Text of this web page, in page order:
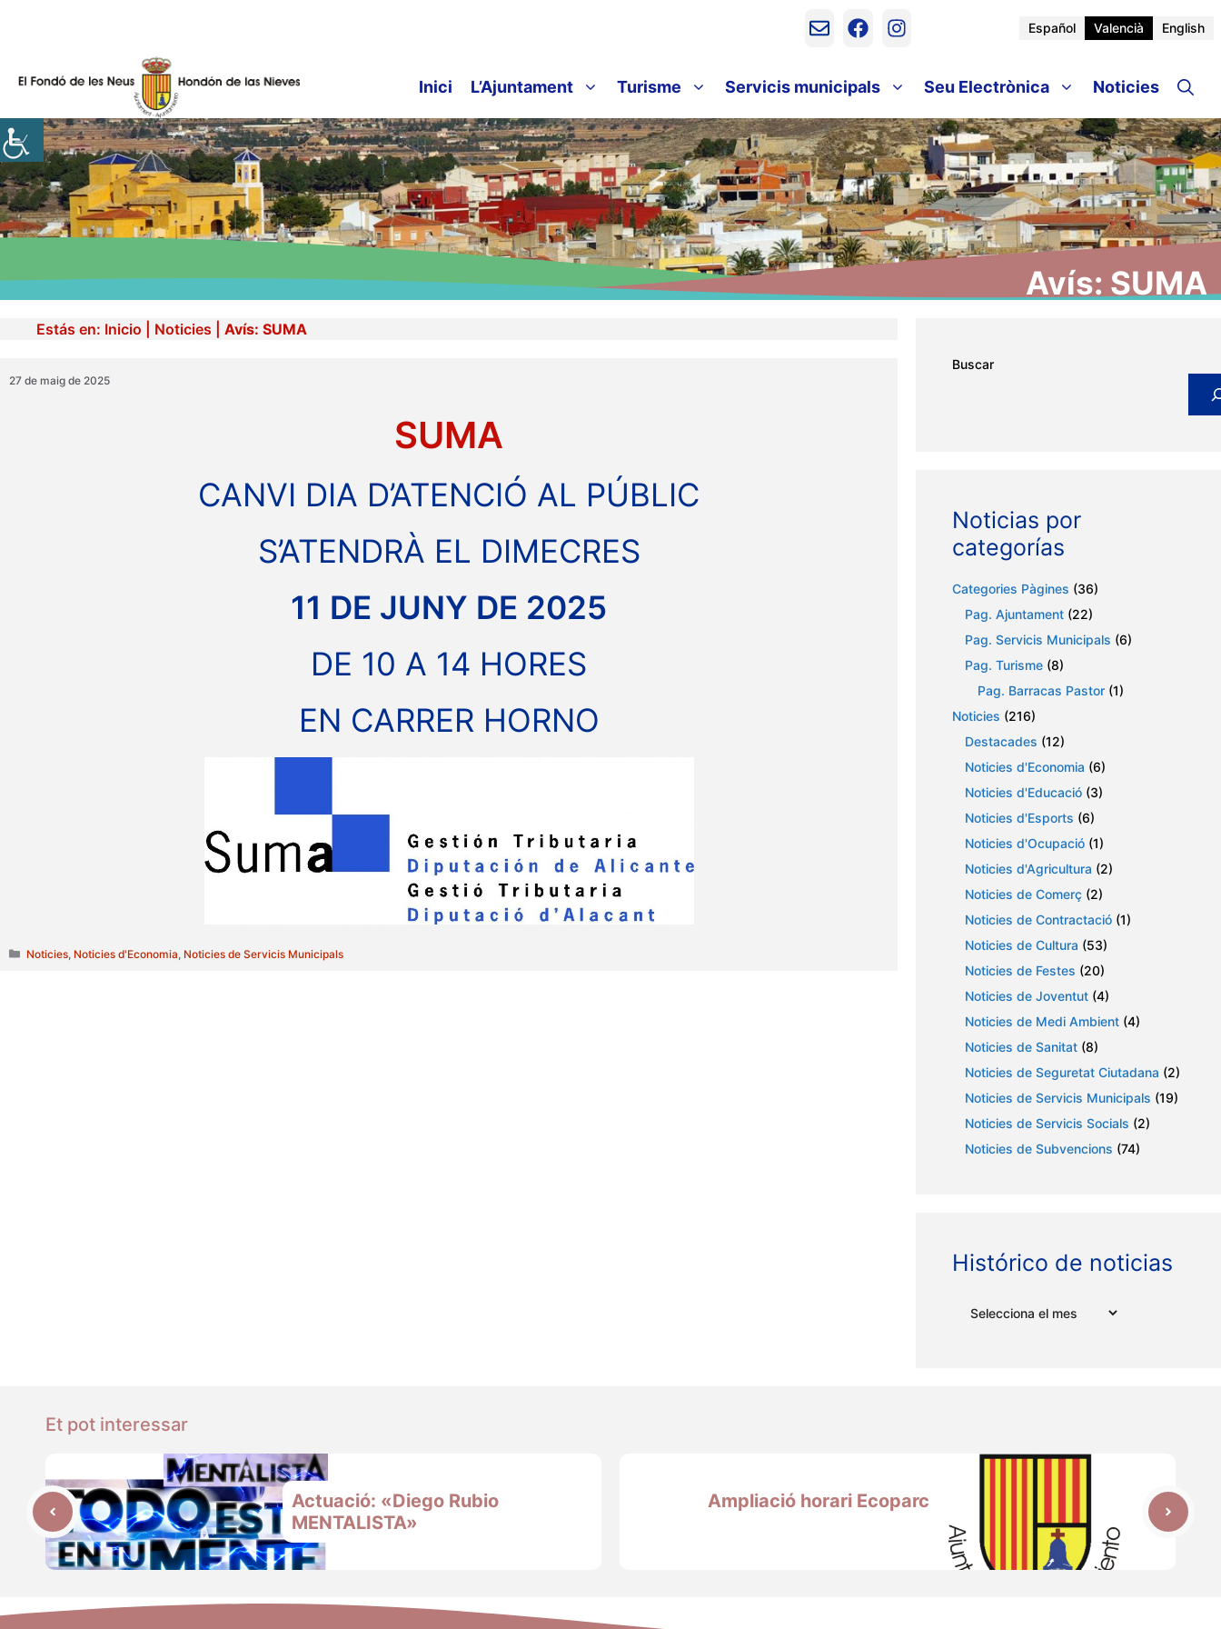
Español Valencià English
Inici L’Ajuntament Turisme Servicis municipals Seu Electrònica Noticies
Avís: SUMA
Estás en: Inicio Noticies Avís: SUMA
27 de maig de 2025
SUMA
CANVI DIA D’ATENCIÓ AL PÚBLIC
S’ATENDRÀ EL DIMECRES
11 DE JUNY DE 2025
DE 10 A 14 HORES
EN CARRER HORNO
Categories
Noticies Noticies d'Economia Noticies de Servicis Municipals
Buscar
Noticias por
categorías
Categories Pàgines (36)
Pag. Ajuntament (22)
Pag. Servicis Municipals (6)
Pag. Turisme (8)
Pag. Barracas Pastor (1)
Noticies (216)
Destacades (12)
Noticies d'Economia (6)
Noticies d'Educació (3)
Noticies d'Esports (6)
Noticies d'Ocupació (1)
Noticies d'Agricultura (2)
Noticies de Comerç (2)
Noticies de Contractació (1)
Noticies de Cultura (53)
Noticies de Festes (20)
Noticies de Joventut (4)
Noticies de Medi Ambient (4)
Noticies de Sanitat (8)
Noticies de Seguretat Ciutadana (2)
Noticies de Servicis Municipals (19)
Noticies de Servicis Socials (2)
Noticies de Subvencions (74)
Histórico de noticias
Et pot interessar
Actuació: «Diego Rubio
MENTALISTA»
Ampliació horari Ecoparc